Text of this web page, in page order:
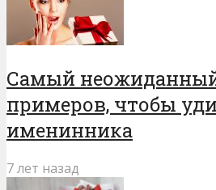
Самый
примеров, чтобы
именинника
7 лет назад